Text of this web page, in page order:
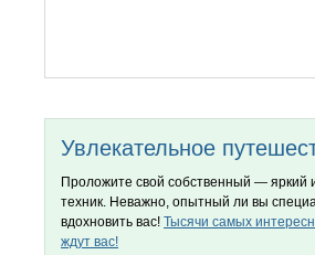
Увлекательное
Проложите свой собственный —
техник. Неважно, опытный ли вы
вдохновить вас! Тысячи самых
ждут вас!